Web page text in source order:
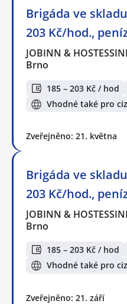
Brigáda ve
203 Kč/hod.,
JOBINN &
Brno
185 – 203 Kč / hod
Vhodné také pro
Zveřejněno: 21. května
Brigáda ve
203 Kč/hod.,
JOBINN &
Brno
185 – 203 Kč / hod
Vhodné také pro
Zveřejněno: 21. září